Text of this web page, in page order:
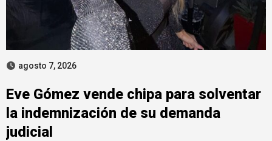
agosto 7, 2026
Eve Gómez vende chipa para solventar
la indemnización de su demanda
judicial